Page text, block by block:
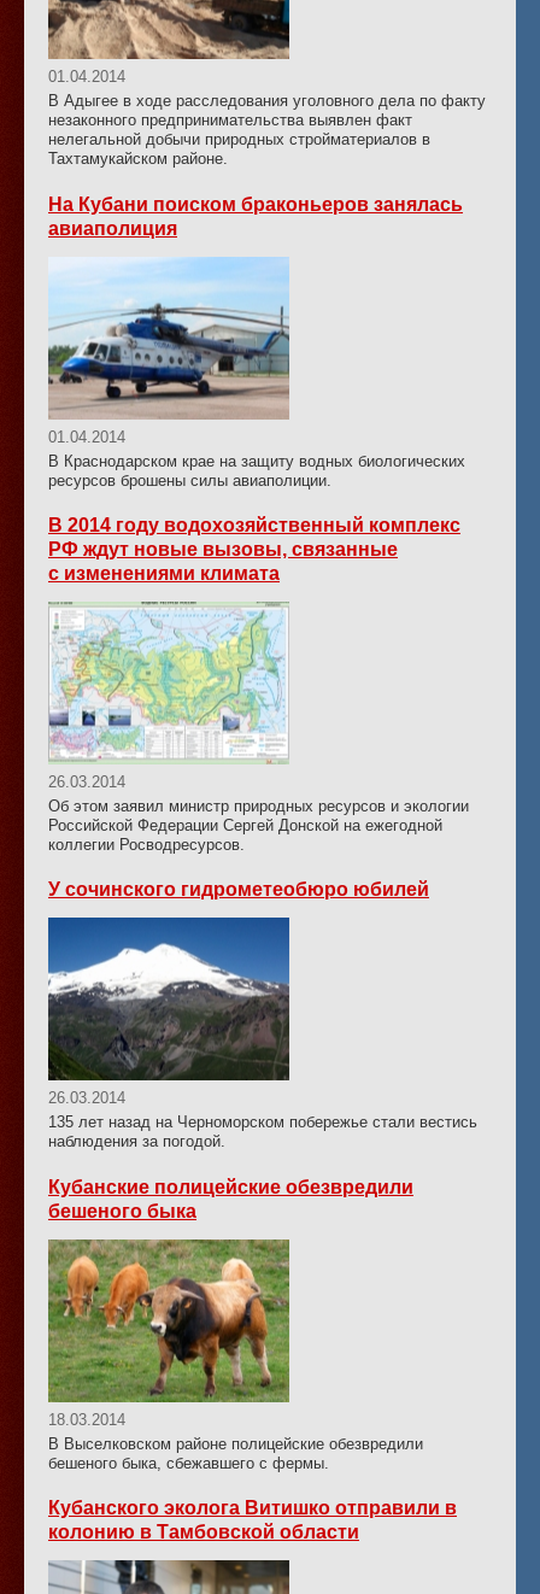
01.04.2014
В Адыгее в ходе расследования уголовного дела по факту
незаконного предпринимательства выявлен факт
нелегальной добычи природных стройматериалов в
Тахтамукайском районе.
На Кубани поиском браконьеров занялась
авиаполиция
01.04.2014
В Краснодарском крае на защиту водных биологических
ресурсов брошены силы авиаполиции.
В 2014 году водохозяйственный комплекс
РФ ждут новые вызовы, связанные
с изменениями климата
26.03.2014
Об этом заявил министр природных ресурсов и экологии
Российской Федерации Сергей Донской на ежегодной
коллегии Росводресурсов.
У сочинского гидрометеобюро юбилей
26.03.2014
135 лет назад на Черноморском побережье стали вестись
наблюдения за погодой.
Кубанские полицейские обезвредили
бешеного быка
18.03.2014
В Выселковском районе полицейские обезвредили
бешеного быка, сбежавшего с фермы.
Кубанского эколога Витишко отправили в
колонию в Тамбовской области